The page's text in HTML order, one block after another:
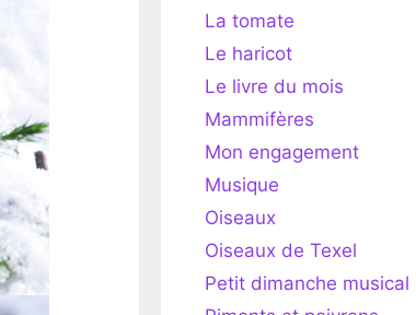
La tomate
Le haricot
Le livre du mois
Mammifères
Mon engagement
Musique
Oiseaux
Oiseaux de Texel
Petit dimanche musical